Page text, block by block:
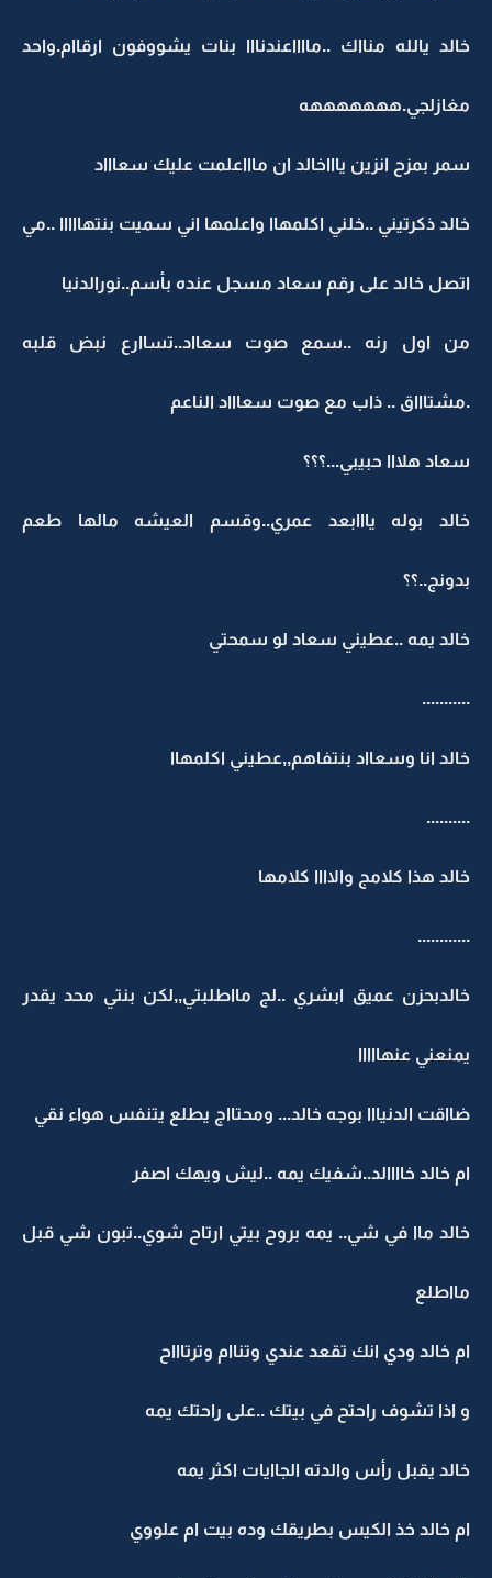
خالد يالله منااك ..مااااعندنااا بنات يشووفون ارقاام.واحد
مغازلجي.هههههههه
سمر بمزح انزين ياااخالد ان ماااعلمت عليك سعاااد
خالد ذكرتيني ..خلني اكلمهاا واعلمها اني سميت بنتهااااا ..مي
اتصل خالد على رقم سعاد مسجل عنده بأسم..نورالدنيا
من اول رنه ..سمع صوت سعااد..تساارع نبض قلبه
.مشتاااق .. ذاب مع صوت سعاااد الناعم
سعاد هلااا حبيبي...؟؟؟
خالد بوله يااابعد عمري..وقسم العيشه مالها طعم
بدونج..؟؟
خالد يمه ..عطيني سعاد لو سمحتي
...........
خالد انا وسعااد بنتفاهم,,عطيني اكلمهاا
..........
خالد هذا كلامج والاااا كلامها
............
خالدبحزن عميق ابشري ..لج مااطلبتي,,لكن بنتي محد يقدر
يمنعني عنهااااا
ضااقت الدنيااا بوجه خالد... ومحتااج يطلع يتنفس هواء نقي
ام خالد خاااالد..شفيك يمه ..ليش ويهك اصفر
خالد ماا في شي.. يمه بروح بيتي ارتاح شوي..تبون شي قبل
مااطلع
ام خالد ودي انك تقعد عندي وتناام وترتاااح
و اذا تشوف راحتح في بيتك ..على راحتك يمه
خالد يقبل رأس والدته الجاايات اكثر يمه
ام خالد خذ الكيس بطريقك وده بيت ام علووي